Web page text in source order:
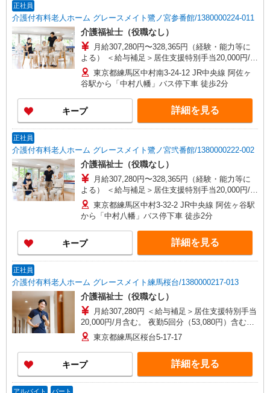
正社員
介護付有料老人ホーム グレースメイト鷺ノ宮参番館/1380000224-011
介護福祉士（役職なし）
月給307,280円〜328,365円（経験・能力等に
よる） ＜給与補足＞居住支援特別手当20,000円/月
含む。 夜勤5回分（53,080〜54,165円）含む。※
夜勤1回あたり10,616〜10,833円（深夜割増＋夜勤
手当）
東京都練馬区中村南3-24-12 JR中央線 阿佐ヶ
谷駅から「中村八幡」バス停下車 徒歩2分
キープ 詳細を見る
正社員
介護付有料老人ホーム グレースメイト鷺ノ宮弐番館/1380000222-002
介護福祉士（役職なし）
月給307,280円〜328,365円（経験・能力等に
よる） ＜給与補足＞居住支援特別手当20,000円/月
含む。 夜勤5回分（53,080〜54,165円）含む。※
夜勤1回あたり10,616〜10,833円（深夜割増＋夜勤
手当）
東京都練馬区中村3-32-2 JR中央線 阿佐ヶ谷駅
から「中村八幡」バス停下車 徒歩2分
キープ 詳細を見る
正社員
介護付有料老人ホーム グレースメイト練馬桜台/1380000217-013
介護福祉士（役職なし）
月給307,280円 ＜給与補足＞居住支援特別手当
20,000円/月含む。 夜勤5回分（53,080円）含む。
※夜勤1回あたり10,616円（深夜割増＋夜勤手当）
東京都練馬区桜台5-17-17
キープ 詳細を見る
アルバイト パート